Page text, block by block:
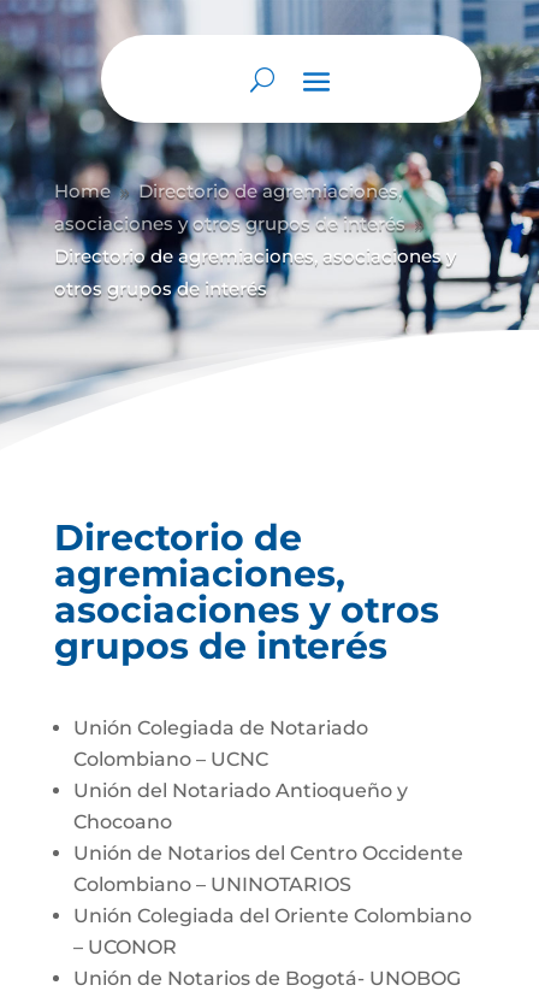
Abrir barra de herramientas
Home 9 Directorio de agremiaciones,
asociaciones y otros grupos de interés 9
Directorio de agremiaciones, asociaciones y
otros grupos de interés
Directorio de
agremiaciones,
asociaciones y otros
grupos de interés
Unión Colegiada de Notariado
Colombiano – UCNC
Unión del Notariado Antioqueño y
Chocoano
Unión de Notarios del Centro Occidente
Colombiano – UNINOTARIOS
Unión Colegiada del Oriente Colombiano
– UCONOR
Unión de Notarios de Bogotá- UNOBOG